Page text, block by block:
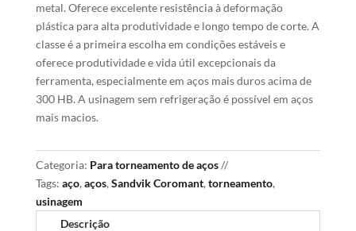
metal. Oferece excelente resistência à deformação
plástica para alta produtividade e longo tempo de corte. A
classe é a primeira escolha em condições estáveis e
oferece produtividade e vida útil excepcionais da
ferramenta, especialmente em aços mais duros acima de
300 HB. A usinagem sem refrigeração é possível em aços
mais macios.
Categoria: Para torneamento de aços
Tags: aço, aços, Sandvik Coromant, torneamento,
usinagem
Descrição